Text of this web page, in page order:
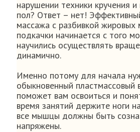
нарушении техники кручения
пол? Ответ – нет!
массажа с разбивкой
подкачки начинается с того
научились осуществлять
динамично.
Именно потому для начала
обыкновенный пластмассовый
поможет вам освоиться и
время занятий держите ноги
все мышцы должны быть
напряжены.